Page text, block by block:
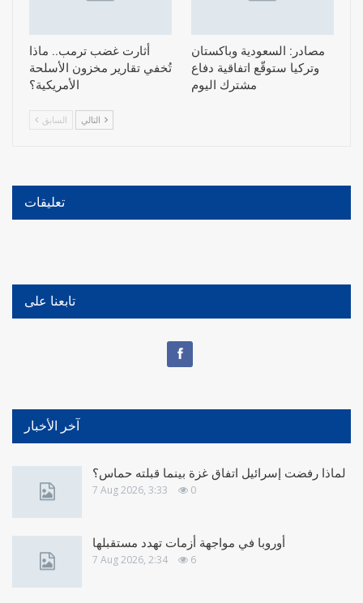
أثارت غضب ترمب.. ماذا
تُخفي تقارير مخزون الأسلحة
الأمريكية؟
مصادر: السعودية وباكستان
وتركيا ستوقّع اتفاقية دفاع
مشترك اليوم
السابق
تعليقات
تابعنا على
آخر الأخبار
لماذا رفضت إسرائيل اتفاق غزة بينما قبلته حماس؟
7 Aug 2026, 3:33 0
أوروبا في مواجهة أزمات تهدد مستقبلها
7 Aug 2026, 2:34 6